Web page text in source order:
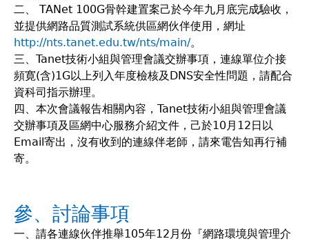
二、 TANet 100G骨幹建置案己於今年九月底完成驗收，
並提供網路品質測試系統供區網伙伴使用，網址
http://nts.tanet.edu.tw/nts/main/。
三、Tanet技術小組與管理會議交辦事項，連線單位介接
頻寛(含)1G以上列入年度檢核及DNS安全性問題，請配合
資科司指示辦理。
四、本次會議報告相關內容，Tanet技術小組與管理會議
交辦事項及區網中心服務介紹文件，己於10月12日以
Email寄出，沒有收到的連線伴老師，請來電告知再行補
寄。
參、討論事項
一、請各連線伙伴推舉105年12月份『網路環境與管理介